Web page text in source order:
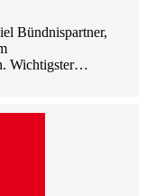
Bündnispartner,
Wichtigster…